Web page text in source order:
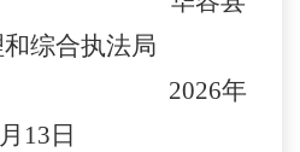
综合执法局
2026年
月 13 日